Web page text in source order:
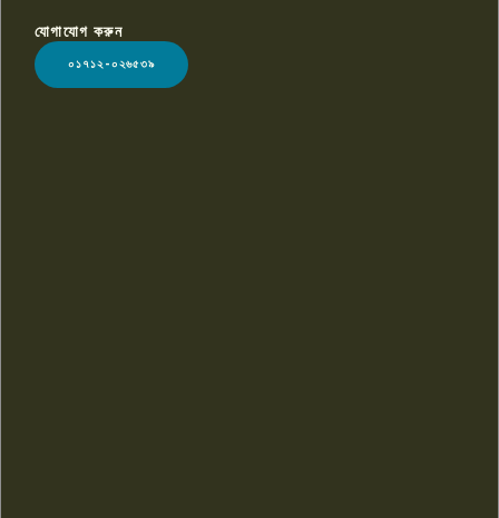
LOGO
যোগাযোগ করুন
০১৭১২-০২৬৫৩৯